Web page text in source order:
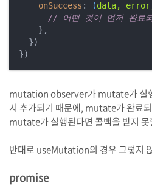
onSuccess : (data,
// 어떤 것이 먼저 완료
    },
  })
})
mutation observer가 mutate가 실
시 추가되기 때문에, mutate가 완료
mutate가 실행된다면 콜백을 받지 못
반대로 useMutation의 경우 그렇지
promise